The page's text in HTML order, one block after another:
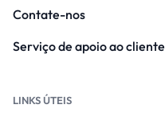
Contate-nos
Serviço de apoio ao cliente
LINKS ÚTEIS